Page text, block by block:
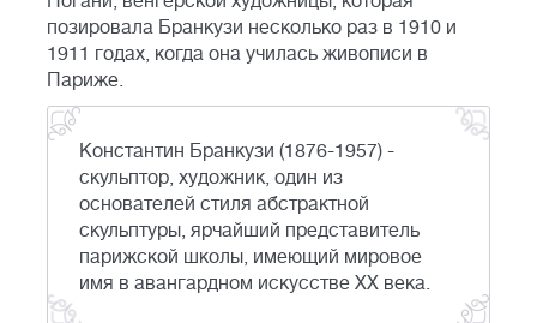
позировала Бранкузи несколько раз в 1910 и
1911 годах, когда она училась живописи в
Париже.
Константин Бранкузи (1876-1957) -
скульптор, художник, один из
основателей стиля абстрактной
скульптуры, ярчайший представитель
парижской школы, имеющий мировое
имя в авангардном искусстве XX века.